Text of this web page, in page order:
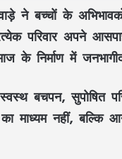
ने बच्चों के
परिवार अपने
के निर्माण में
स्वस्थ बचपन,सुपोषित
माध्यम नहीं, बल्कि